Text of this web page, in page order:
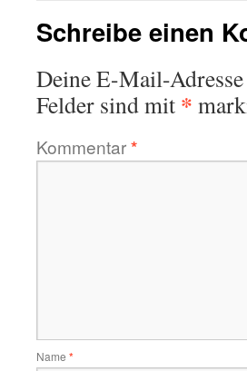
Schreibe einen
Deine E-Mail-
Felder sind mit *
Kommentar*
Name *